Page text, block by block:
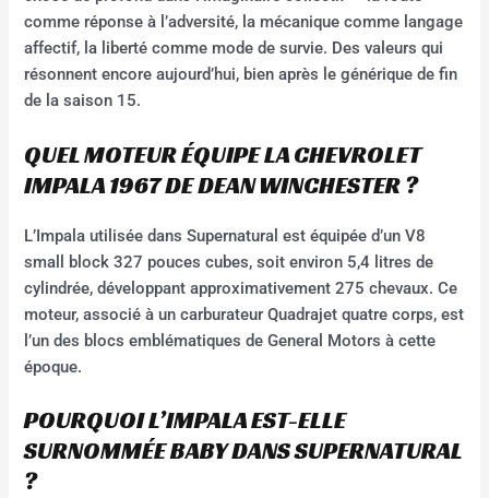
comme réponse à l’adversité, la mécanique comme langage
affectif, la liberté comme mode de survie. Des valeurs qui
résonnent encore aujourd’hui, bien après le générique de fin
de la saison 15.
QUEL MOTEUR ÉQUIPE LA CHEVROLET
IMPALA 1967 DE DEAN WINCHESTER ?
L’Impala utilisée dans Supernatural est équipée d’un V8
small block 327 pouces cubes, soit environ 5,4 litres de
cylindrée, développant approximativement 275 chevaux. Ce
moteur, associé à un carburateur Quadrajet quatre corps, est
l’un des blocs emblématiques de General Motors à cette
époque.
POURQUOI L’IMPALA EST-ELLE
SURNOMMÉE BABY DANS SUPERNATURAL
?